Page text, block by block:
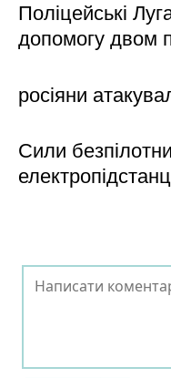
Поліцейські
допомогу двом
росіяни
Сили